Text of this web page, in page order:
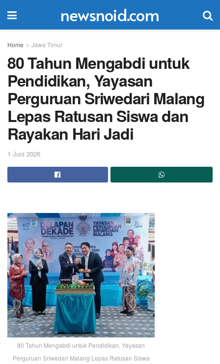
newsnoid.com
Home Jawa Timur
80 Tahun Mengabdi untuk
Pendidikan, Yayasan
Perguruan Sriwedari Malang
Lepas Ratusan Siswa dan
Rayakan Hari Jadi
1 Juni 2026
80 Tahun Mengabdi untuk Pendidikan, Yayasan
Perguruan Sriwedari Malang Lepas Ratusan Siswa